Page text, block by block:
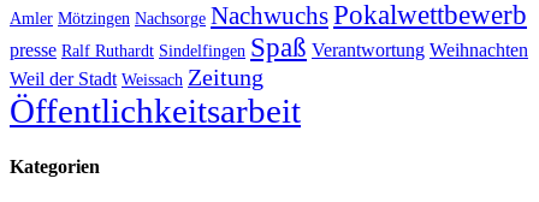
Amler Mötzingen Nachsorge NachwuchsPokalwettbewerb
presse Ralf Ruthardt Sindelfingen Spaß Verantwortung Weihnachten
Weil der Stadt Weissach Zeitung
Öffentlichkeitsarbeit
Kategorien